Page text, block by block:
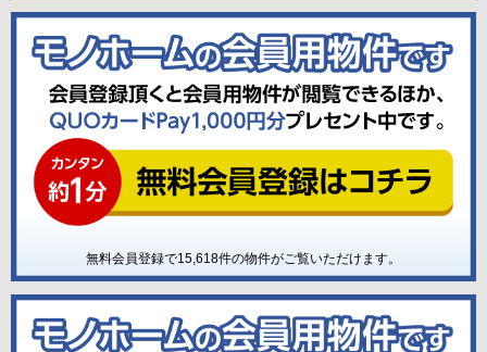
無料会員登録で15,618件の物件がご覧いただけます。